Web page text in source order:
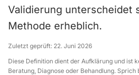
Validierung unterscheidet
Methode erheblich.
Zuletzt geprüft: 22. Juni 2026
Diese Definition dient der Aufklärung und ist
Beratung, Diagnose oder Behandlung.